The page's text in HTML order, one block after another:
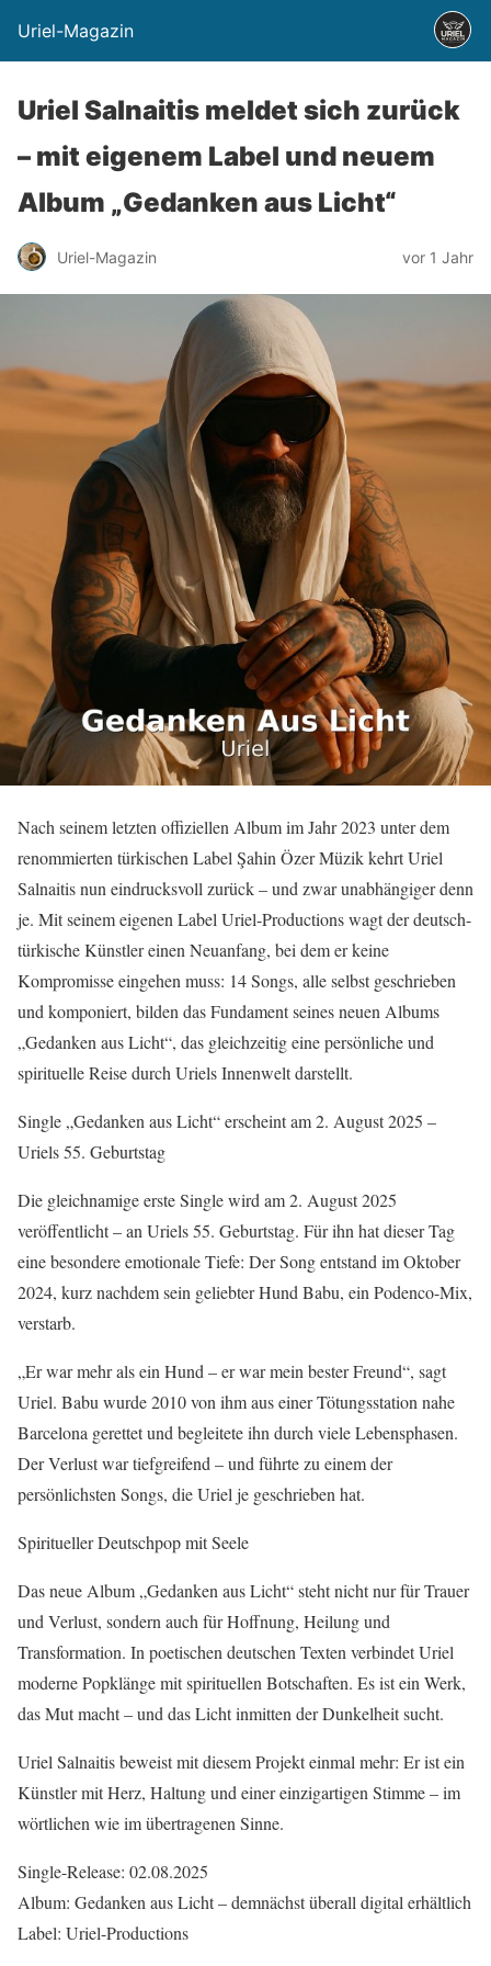
Uriel-Magazin
Uriel Salnaitis meldet sich zurück
– mit eigenem Label und neuem
Album „Gedanken aus Licht“
Uriel-Magazin vor 1 Jahr
Nach seinem letzten offiziellen Album im Jahr 2023 unter dem
renommierten türkischen Label Şahin Özer Müzik kehrt Uriel
Salnaitis nun eindrucksvoll zurück – und zwar unabhängiger denn
je. Mit seinem eigenen Label Uriel-Productions wagt der deutsch-
türkische Künstler einen Neuanfang, bei dem er keine
Kompromisse eingehen muss: 14 Songs, alle selbst geschrieben
und komponiert, bilden das Fundament seines neuen Albums
„Gedanken aus Licht“, das gleichzeitig eine persönliche und
spirituelle Reise durch Uriels Innenwelt darstellt.
Single „Gedanken aus Licht“ erscheint am 2. August 2025 –
Uriels 55. Geburtstag
Die gleichnamige erste Single wird am 2. August 2025
veröffentlicht – an Uriels 55. Geburtstag. Für ihn hat dieser Tag
eine besondere emotionale Tiefe: Der Song entstand im Oktober
2024, kurz nachdem sein geliebter Hund Babu, ein Podenco-Mix,
verstarb.
„Er war mehr als ein Hund – er war mein bester Freund“, sagt
Uriel. Babu wurde 2010 von ihm aus einer Tötungsstation nahe
Barcelona gerettet und begleitete ihn durch viele Lebensphasen.
Der Verlust war tiefgreifend – und führte zu einem der
persönlichsten Songs, die Uriel je geschrieben hat.
Spiritueller Deutschpop mit Seele
Das neue Album „Gedanken aus Licht“ steht nicht nur für Trauer
und Verlust, sondern auch für Hoffnung, Heilung und
Transformation. In poetischen deutschen Texten verbindet Uriel
moderne Popklänge mit spirituellen Botschaften. Es ist ein Werk,
das Mut macht – und das Licht inmitten der Dunkelheit sucht.
Uriel Salnaitis beweist mit diesem Projekt einmal mehr: Er ist ein
Künstler mit Herz, Haltung und einer einzigartigen Stimme – im
wörtlichen wie im übertragenen Sinne.
Single-Release: 02.08.2025
Album: Gedanken aus Licht – demnächst überall digital erhältlich
Label: Uriel-Productions